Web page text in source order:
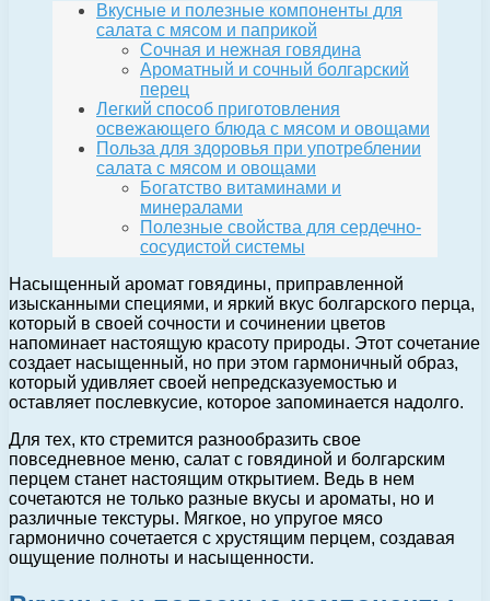
Вкусные и полезные компоненты для
салата с мясом и паприкой
Сочная и нежная говядина
Ароматный и сочный болгарский
перец
Легкий способ приготовления
освежающего блюда с мясом и овощами
Польза для здоровья при употреблении
салата с мясом и овощами
Богатство витаминами и
минералами
Полезные свойства для сердечно-
сосудистой системы
Насыщенный аромат говядины, приправленной
изысканными специями, и яркий вкус болгарского перца,
который в своей сочности и сочинении цветов
напоминает настоящую красоту природы. Этот сочетание
создает насыщенный, но при этом гармоничный образ,
который удивляет своей непредсказуемостью и
оставляет послевкусие, которое запоминается надолго.
Для тех, кто стремится разнообразить свое
повседневное меню, салат с говядиной и болгарским
перцем станет настоящим открытием. Ведь в нем
сочетаются не только разные вкусы и ароматы, но и
различные текстуры. Мягкое, но упругое мясо
гармонично сочетается с хрустящим перцем, создавая
ощущение полноты и насыщенности.